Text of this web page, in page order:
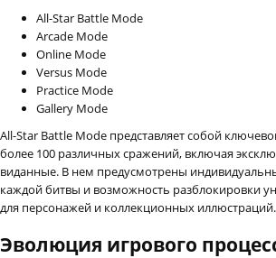
All-Star Battle Mode
Arcade Mode
Online Mode
Versus Mode
Practice Mode
Gallery Mode
All-Star Battle Mode представляет собой
более 100 различных сражений, включая
виданные. В нем предусмотрены
каждой битвы и возможность разблокировки
для персонажей и коллекционных иллюстраций.
Эволюция игрового